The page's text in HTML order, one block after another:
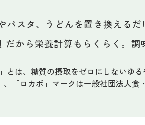
パスタ、うどんを置き換える
だから栄養計算もらくらく。
とは、糖質の摂取をゼロにしないゆる
、「ロカボ」マークは一般社団法人食